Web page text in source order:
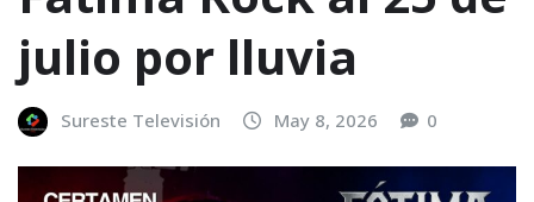
julio por lluvia
Sureste Televisión May 8, 2026 0